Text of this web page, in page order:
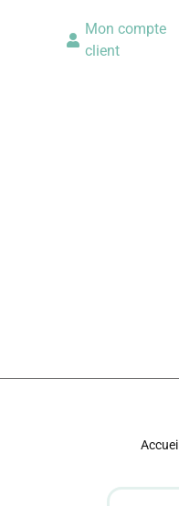
Mon compte
client
Accueil